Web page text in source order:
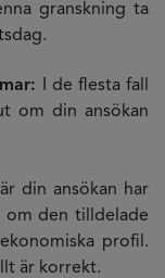
granskning ta
I de flesta fall
om din ansökan
din ansökan har
om den tilldelade
profil.
är korrekt.